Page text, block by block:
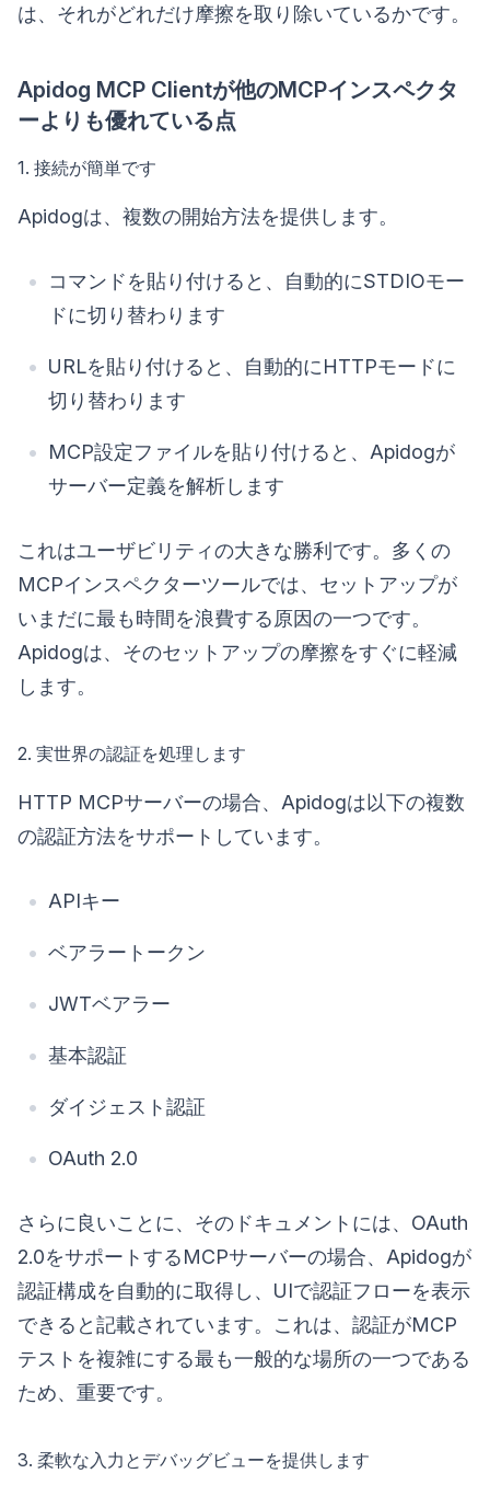
は、それがどれだけ摩擦を取り除いているかです。
Apidog MCP Clientが他のMCPインスペクタ
ーよりも優れている点
1. 接続が簡単です
Apidogは、複数の開始方法を提供します。
コマンドを貼り付けると、自動的にSTDIOモー
ドに切り替わります
URLを貼り付けると、自動的にHTTPモードに
切り替わります
MCP設定ファイルを貼り付けると、Apidogが
サーバー定義を解析します
これはユーザビリティの大きな勝利です。多くの
MCPインスペクターツールでは、セットアップが
いまだに最も時間を浪費する原因の一つです。
Apidogは、そのセットアップの摩擦をすぐに軽減
します。
2. 実世界の認証を処理します
HTTP MCPサーバーの場合、Apidogは以下の複数
の認証方法をサポートしています。
APIキー
ベアラートークン
JWTベアラー
基本認証
ダイジェスト認証
OAuth 2.0
さらに良いことに、そのドキュメントには、OAuth
2.0をサポートするMCPサーバーの場合、Apidogが
認証構成を自動的に取得し、UIで認証フローを表示
できると記載されています。これは、認証がMCP
テストを複雑にする最も一般的な場所の一つである
ため、重要です。
3. 柔軟な入力とデバッグビューを提供します